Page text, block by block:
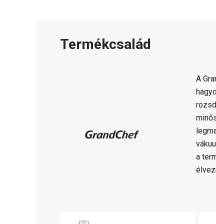
Termékcsalád
A
a